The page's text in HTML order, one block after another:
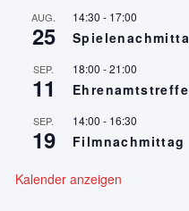
AUG.
25
14:30 - 17:00
SEP.
11
18:00 -21:00
SEP.
19
14:00 - 16:30
Filmnachmittag
Kalender anzeigen